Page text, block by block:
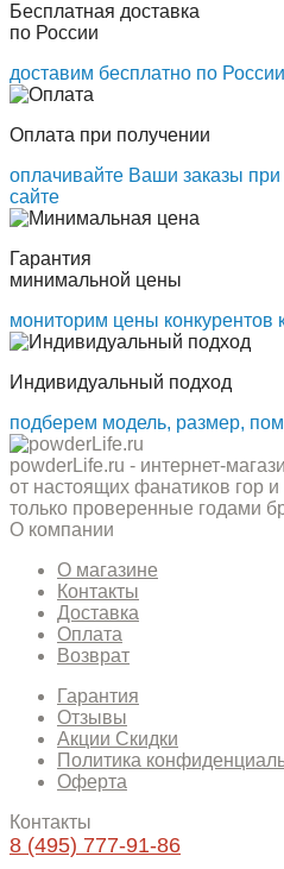
Бесплатная доставка
по России
доставим бесплатно по
Оплата при получении
оплачивайте Ваши заказы
сайте
Гарантия
минимальной цены
мониторим цены конкурентов
Индивидуальный подход
подберем модель, размер,
powderLife.ru - интернет-
от настоящих фанатиков гор
только проверенные годами
О компании
О магазине
Контакты
Доставка
Оплата
Возврат
Гарантия
Отзывы
Акции Скидки
Политика
Оферта
Контакты
8 (495) 777-91-86